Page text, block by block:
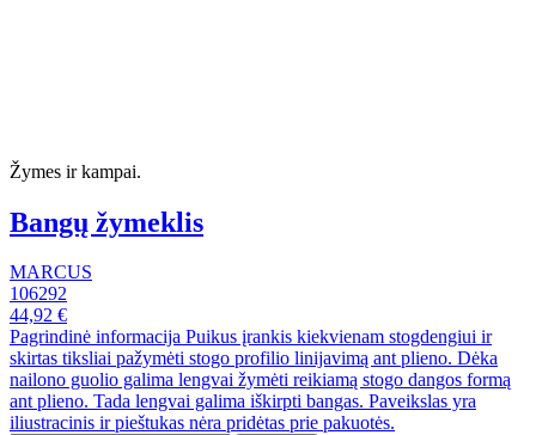
Žymes ir kampai.
Bangų žymeklis
MARCUS
106292
44,92 €
Pagrindinė informacija Puikus įrankis kiekvienam stogdengiui ir
skirtas tiksliai pažymėti stogo profilio linijavimą ant plieno. Dėka
nailono guolio galima lengvai žymėti reikiamą stogo dangos formą
ant plieno. Tada lengvai galima iškirpti bangas. Paveikslas yra
iliustracinis ir pieštukas nėra pridėtas prie pakuotės.